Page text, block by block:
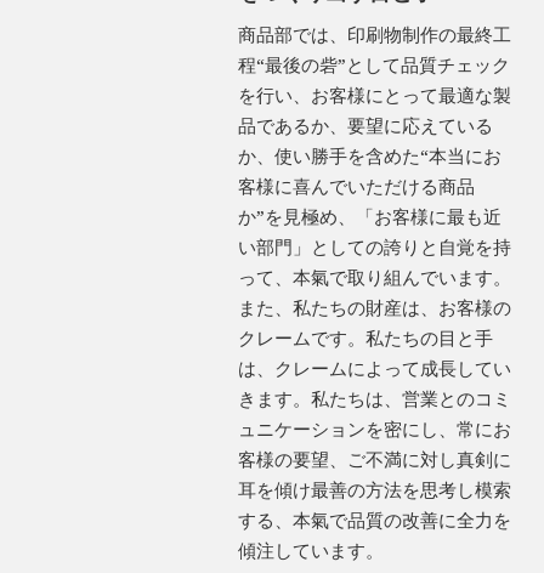
商品部では、印刷物制作の最終工
程“最後の砦”として品質チェック
を行い、お客様にとって最適な製
品であるか、要望に応えている
か、使い勝手を含めた“本当にお
客様に喜んでいただける商品
か”を見極め、「お客様に最も近
い部門」としての誇りと自覚を持
って、本氣で取り組んでいます。
また、私たちの財産は、お客様の
クレームです。私たちの目と手
は、クレームによって成長してい
きます。私たちは、営業とのコミ
ュニケーションを密にし、常にお
客様の要望、ご不満に対し真剣に
耳を傾け最善の方法を思考し模索
する、本氣で品質の改善に全力を
傾注しています。